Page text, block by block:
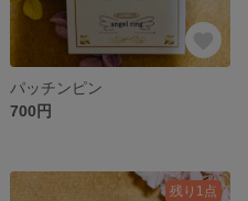
パッチンピン
700円
残り1点